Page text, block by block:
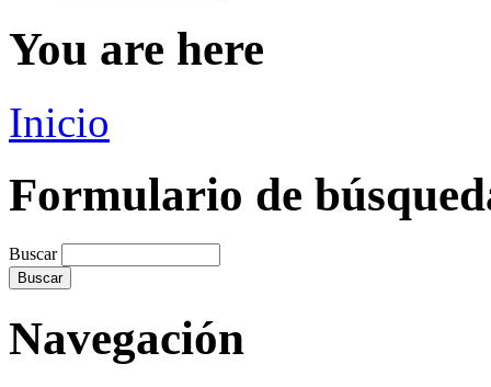
You are here
Inicio
Formulario de
Buscar
Navegación